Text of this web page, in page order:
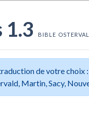
1.3 BIBLE
de votre choix
Martin, Sacy,